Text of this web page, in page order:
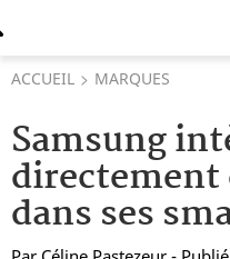
ACCUEIL MARQUES
Samsung
directement
dans ses